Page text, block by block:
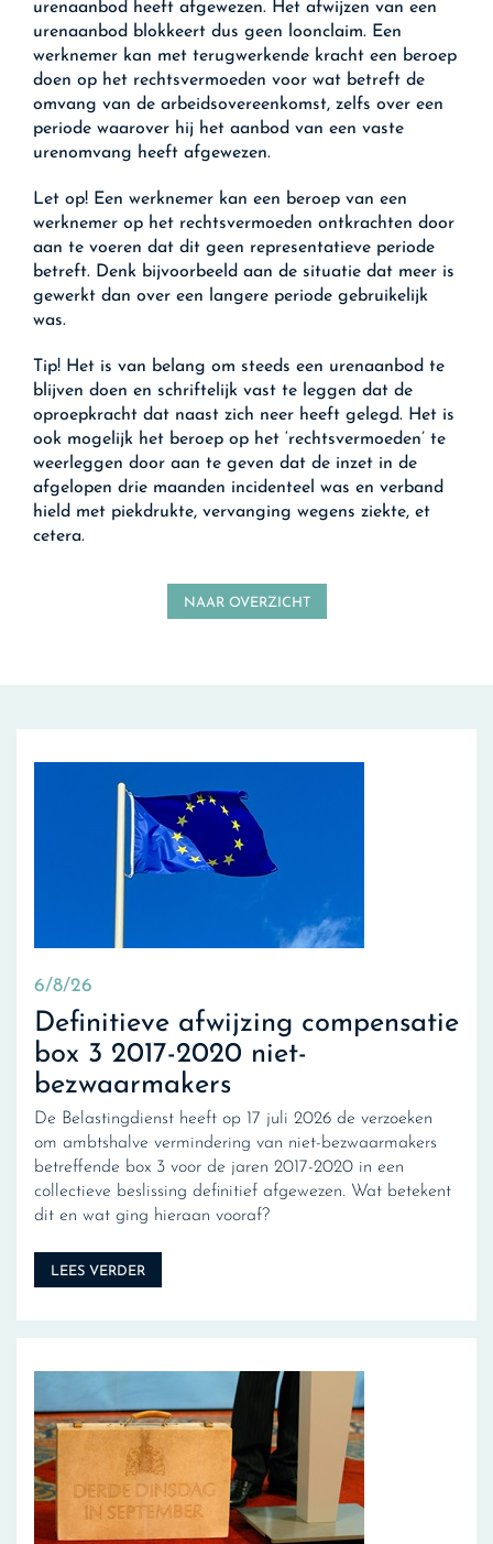
urenaanbod heeft afgewezen. Het afwijzen van een
urenaanbod blokkeert dus geen loonclaim. Een
werknemer kan met terugwerkende kracht een beroep
doen op het rechtsvermoeden voor wat betreft de
omvang van de arbeidsovereenkomst, zelfs over een
periode waarover hij het aanbod van een vaste
urenomvang heeft afgewezen.
Let op! Een werknemer kan een beroep van een
werknemer op het rechtsvermoeden ontkrachten door
aan te voeren dat dit geen representatieve periode
betreft. Denk bijvoorbeeld aan de situatie dat meer is
gewerkt dan over een langere periode gebruikelijk
was.
Tip! Het is van belang om steeds een urenaanbod te
blijven doen en schriftelijk vast te leggen dat de
oproepkracht dat naast zich neer heeft gelegd. Het is
ook mogelijk het beroep op het ‘rechtsvermoeden’ te
weerleggen door aan te geven dat de inzet in de
afgelopen drie maanden incidenteel was en verband
hield met piekdrukte, vervanging wegens ziekte, et
cetera.
NAAR OVERZICHT
6/8/26
Definitieve afwijzing compensatie
box 3 2017-2020 niet-
bezwaarmakers
De Belastingdienst heeft op 17 juli 2026 de verzoeken
om ambtshalve vermindering van niet-bezwaarmakers
betreffende box 3 voor de jaren 2017-2020 in een
collectieve beslissing definitief afgewezen. Wat betekent
dit en wat ging hieraan vooraf?
LEES VERDER